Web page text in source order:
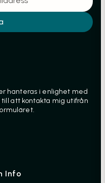
Info
hanteras i enlighet med
att kontakta mig utifrån